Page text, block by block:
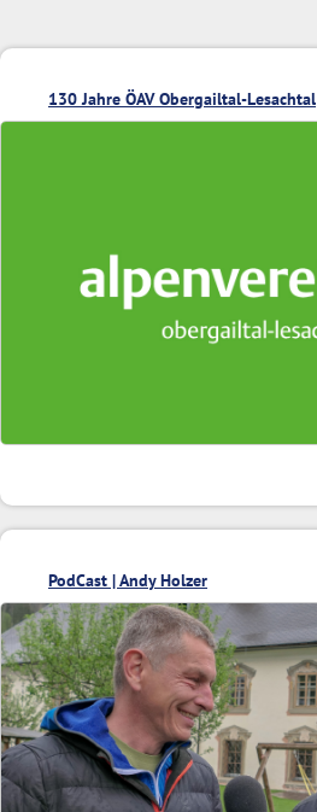
130 Jahre ÖAV Obergailtal-Lesachtal
PodCast | Andy Holzer